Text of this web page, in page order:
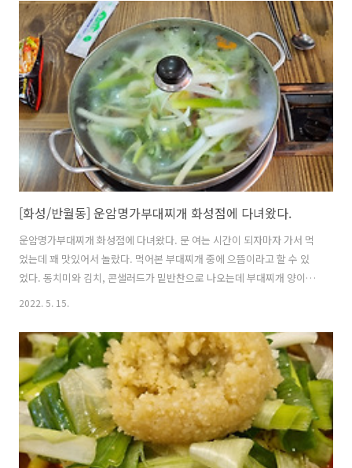
[화성/반월동] 운암명가부대찌개 화성점에 다녀왔다.
운암명가부대찌개 화성점에 다녀왔다. 문 여는 시간이 되자마자 가서 먹
었는데 꽤 맛있어서 놀랐다. 먹어본 부대찌개 중에 으뜸이라고 할 수 있
었다. 동치미와 김치, 콘샐러드가 밑반찬으로 나오는데 부대찌개 양이 많
아서 2명이서 열심히 먹어야 했었다. 라면사리를 추가하면 신라면이 나
2022. 5. 15.